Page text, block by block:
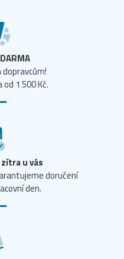
1 500 Kč.
u vás
doručení
den.